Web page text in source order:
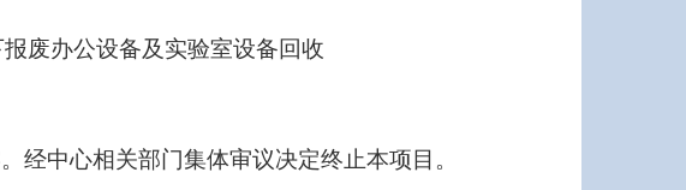
废办公设备及实验室设备回收
经中心相关部门集体审议决定终止本项目。